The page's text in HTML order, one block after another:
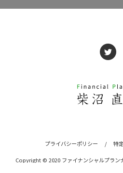
プライバシーポリシー / 特
Copyright © 2020 ファイナンシャルプラン